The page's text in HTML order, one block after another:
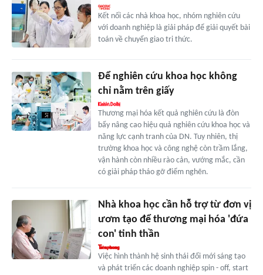
Kết nối các nhà khoa học, nhóm nghiên cứu
với doanh nghiệp là giải pháp để giải quyết bài
toán về chuyển giao tri thức.
Để nghiên cứu khoa học không
chỉ nằm trên giấy
Thương mại hóa kết quả nghiên cứu là đòn
bẩy nâng cao hiệu quả nghiên cứu khoa học và
năng lực cạnh tranh của DN. Tuy nhiên, thị
trường khoa học và công nghệ còn trầm lắng,
vận hành còn nhiều rào cản, vướng mắc, cần
có giải pháp tháo gỡ điểm nghẽn.
Nhà khoa học cần hỗ trợ từ đơn vị
ươm tạo để thương mại hóa 'đứa
con' tinh thần
Việc hình thành hệ sinh thái đổi mới sáng tạo
và phát triển các doanh nghiệp spin - off, start